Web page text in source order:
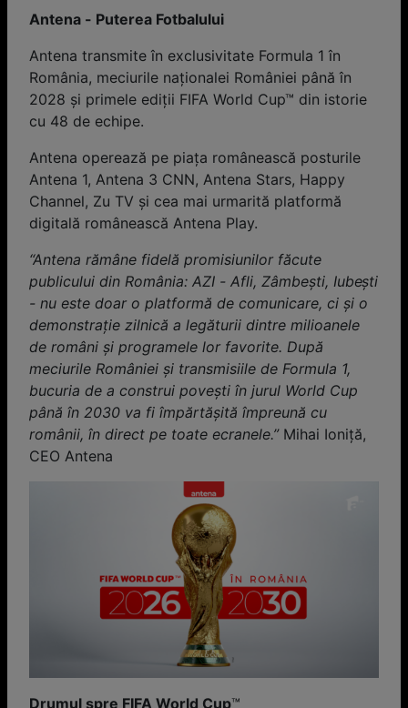
Antena - Puterea Fotbalului
Antena transmite în exclusivitate Formula 1 în
România, meciurile naționalei României până în
2028 și primele ediții FIFA World Cup™ din istorie
cu 48 de echipe.
Antena operează pe piața românească posturile
Antena 1, Antena 3 CNN, Antena Stars, Happy
Channel, Zu TV și cea mai urmarită platformă
digitală românească Antena Play.
“Antena rămâne fidelă promisiunilor făcute
publicului din România: AZI - Afli, Zâmbești, Iubești
- nu este doar o platformă de comunicare, ci și o
demonstrație zilnică a legăturii dintre milioanele
de români și programele lor favorite. După
meciurile României și transmisiile de Formula 1,
bucuria de a construi povești în jurul World Cup
până în 2030 va fi împărtășită împreună cu
românii, în direct pe toate ecranele.” Mihai Ioniță,
CEO Antena
Drumul spre FIFA World Cup™